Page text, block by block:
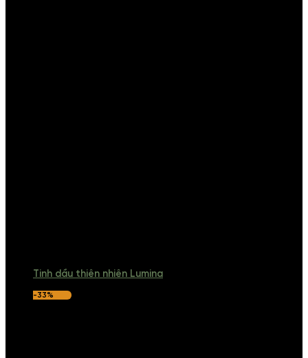
Tinh dầu thiên nhiên Lumina
-33%